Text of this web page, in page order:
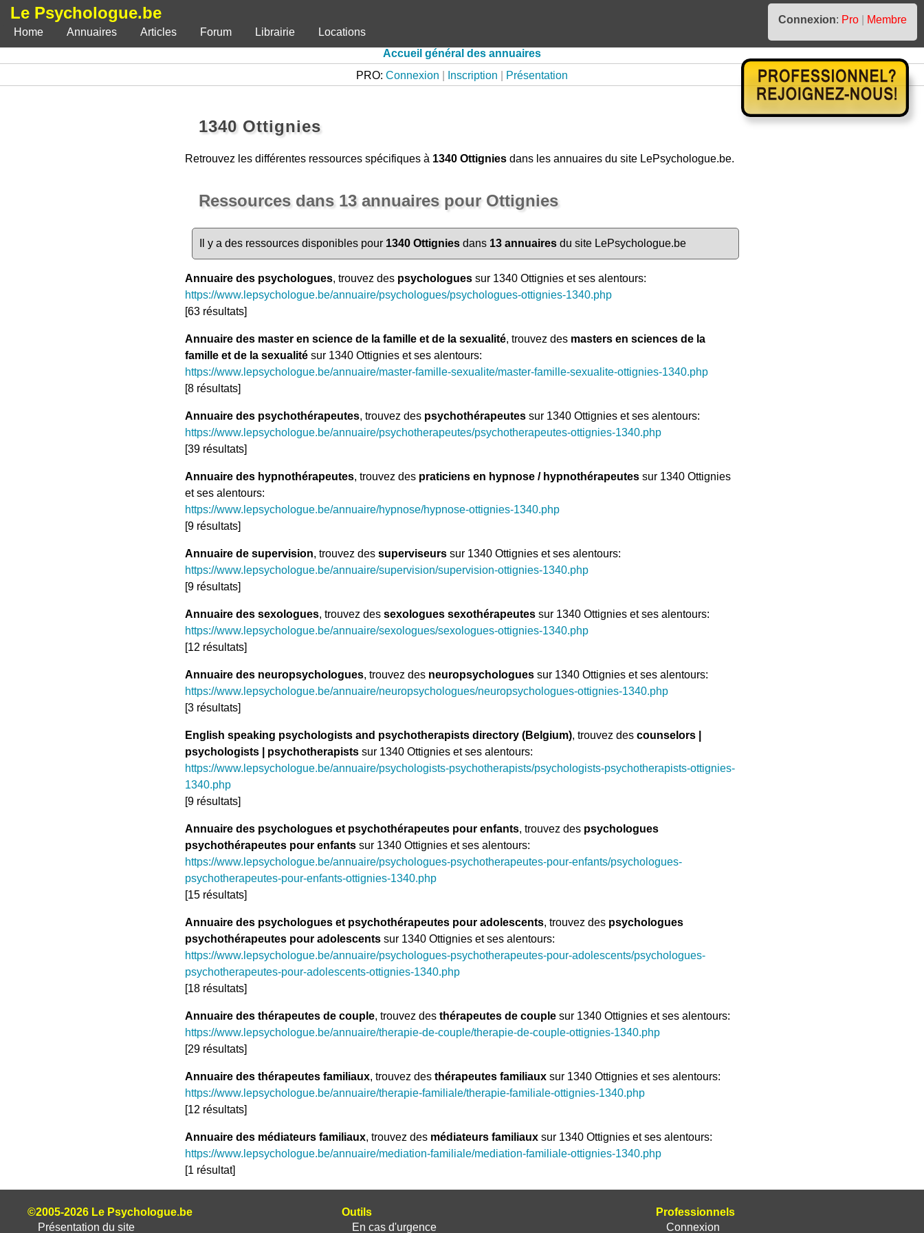
Le Psychologue.be Connexion: Pro
Membre
Home
Annuaires Articles Forum Librairie
Locations
Accueil général des annuaires
PRO: Connexion Inscription Présentation
1340 Ottignies
Retrouvez les différentes ressources spécifiques à 1340 Ottigniesdans les annuaires du site LePsychologue.be.
Ressources dans 13 annuaires pour Ottignies
Il y a des ressources disponibles pour 1340 Ottigniesdans 13 annuairesdu site LePsychologue.be
Annuaire des psychologues, trouvez des psychologuessur 1340 Ottignies et ses alentours:
https://www.lepsychologue.be/annuaire/psychologues/psychologues-ottignies-1340.php
[63 résultats]
Annuaire des master en science de la famille et de la sexualité, trouvez des masters en sciences de la
famille et de la sexualitésur 1340 Ottignies et ses alentours:
https://www.lepsychologue.be/annuaire/master-famille-sexualite/master-famille-sexualite-ottignies-1340.php
[8 résultats]
Annuaire des psychothérapeutes, trouvez des psychothérapeutessur 1340 Ottignies et ses alentours:
https://www.lepsychologue.be/annuaire/psychotherapeutes/psychotherapeutes-ottignies-1340.php
[39 résultats]
Annuaire des hypnothérapeutes, trouvez des praticiens en hypnose / hypnothérapeutessur 1340 Ottignies
et ses alentours:
https://www.lepsychologue.be/annuaire/hypnose/hypnose-ottignies-1340.php
[9 résultats]
Annuaire de supervision, trouvez des superviseurssur 1340 Ottignies et ses alentours:
https://www.lepsychologue.be/annuaire/supervision/supervision-ottignies-1340.php
[9 résultats]
Annuaire des sexologues, trouvez des sexologues sexothérapeutessur 1340 Ottignies et ses alentours:
https://www.lepsychologue.be/annuaire/sexologues/sexologues-ottignies-1340.php
[12 résultats]
Annuaire des neuropsychologues, trouvez des neuropsychologuessur 1340 Ottignies et ses alentours:
https://www.lepsychologue.be/annuaire/neuropsychologues/neuropsychologues-ottignies-1340.php
[3 résultats]
English speaking psychologists and psychotherapists directory (Belgium), trouvez des counselors |
psychologists | psychotherapistssur 1340 Ottignies et ses alentours:
https://www.lepsychologue.be/annuaire/psychologists-psychotherapists/psychologists-psychotherapists-ottignies-
1340.php
[9 résultats]
Annuaire des psychologues et psychothérapeutes pour enfants, trouvez des psychologues
psychothérapeutes pour enfantssur 1340 Ottignies et ses alentours:
https://www.lepsychologue.be/annuaire/psychologues-psychotherapeutes-pour-enfants/psychologues-
psychotherapeutes-pour-enfants-ottignies-1340.php
[15 résultats]
Annuaire des psychologues et psychothérapeutes pour adolescents, trouvez des psychologues
psychothérapeutes pour adolescentssur 1340 Ottignies et ses alentours:
https://www.lepsychologue.be/annuaire/psychologues-psychotherapeutes-pour-adolescents/psychologues-
psychotherapeutes-pour-adolescents-ottignies-1340.php
[18 résultats]
Annuaire des thérapeutes de couple, trouvez des thérapeutes de couplesur 1340 Ottignies et ses alentours:
https://www.lepsychologue.be/annuaire/therapie-de-couple/therapie-de-couple-ottignies-1340.php
[29 résultats]
Annuaire des thérapeutes familiaux, trouvez des thérapeutes familiauxsur 1340 Ottignies et ses alentours:
https://www.lepsychologue.be/annuaire/therapie-familiale/therapie-familiale-ottignies-1340.php
[12 résultats]
Annuaire des médiateurs familiaux, trouvez des médiateurs familiauxsur 1340 Ottignies et ses alentours:
https://www.lepsychologue.be/annuaire/mediation-familiale/mediation-familiale-ottignies-1340.php
[1 résultat]
©2005-2026 Le Psychologue.be
Présentation du site
Professionnels
Connexion
Outils
En cas d'urgence